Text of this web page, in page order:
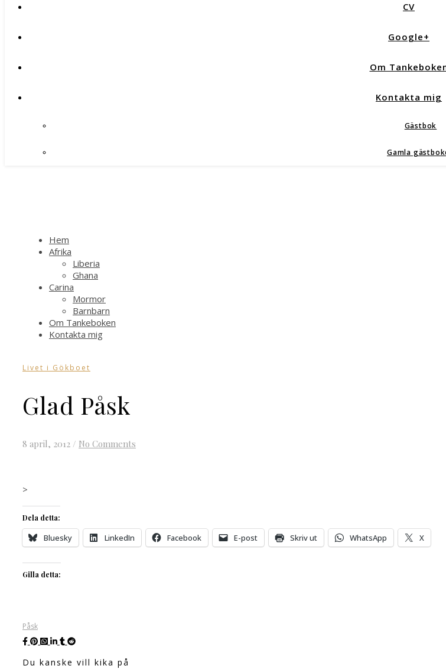
CV
Google+
Om
Kontakta mig
Gästbok
Gamla
Hem
Afrika
Liberia
Ghana
Carina
Mormor
Barnbarn
Om Tankeboken
Kontakta mig
Livet i Gökboet
Glad Påsk
8 april, 2012 / No Comments
>
Dela detta:
Bluesky LinkedIn Facebook E-post Skriv ut WhatsApp X
Gilla detta:
Påsk
Du kanske vill kika på